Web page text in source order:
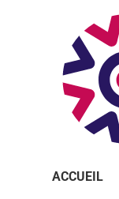
ACCUEIL